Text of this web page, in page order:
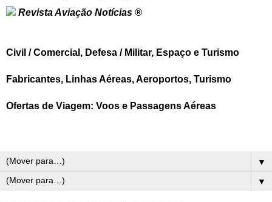
Revista Aviação Notícias ®
Civil / Comercial, Defesa / Militar, Espaço e Turismo
Fabricantes, Linhas Aéreas, Aeroportos, Turismo
Ofertas de Viagem: Voos e Passagens Aéreas
▼
▼